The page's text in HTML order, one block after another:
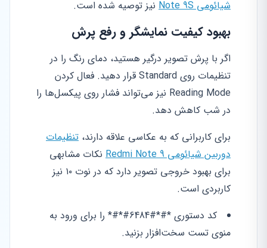
شیائومی Note 9S
نیز توصیه شده است.
بهبود کیفیت نمایشگر و رفع پرش
اگر با پرش تصویر درگیر هستید، دمای رنگ را در
تنظیمات روی Standard قرار دهید. فعال کردن
Reading Mode نیز می‌تواند فشار روی پیکسل‌ها را
در شب کاهش دهد.
برای کاربرانی که به عکاسی علاقه دارند، تنظیمات
دوربین شیائومی Redmi Note 9
نکات مشابهی
برای بهبود خروجی تصویر دارد که در نوت ۱۰ نیز
کاربردی است.
کد دستوری *#*#6484#*#* را برای ورود به
منوی تست سخت‌افزار بزنید.